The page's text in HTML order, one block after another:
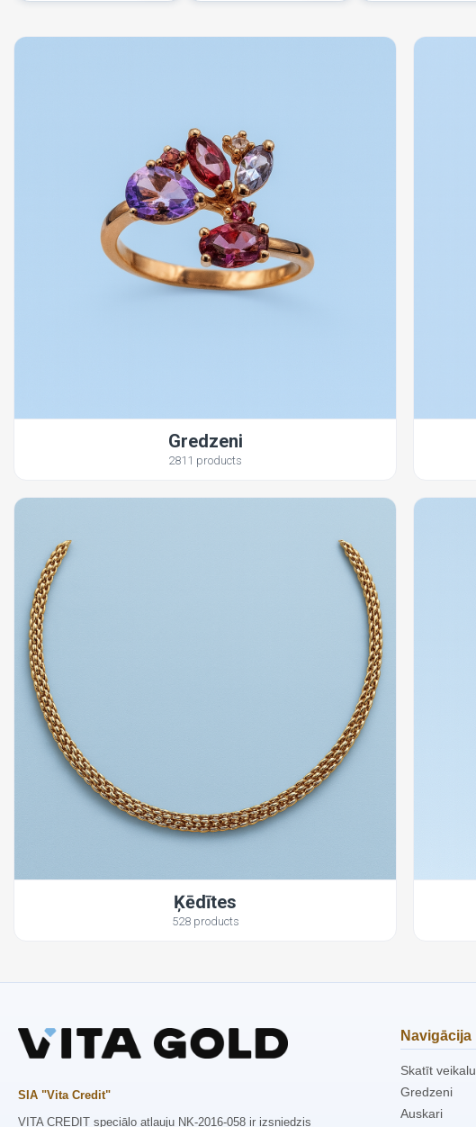
Gredzeni
2811 products
Ķēdītes
528 products
SIA "Vita Credit"
VITA CREDIT speciālo atļauju NK-2016-058 ir izsniedzis
Navigācija
Skatīt veikalu
Gredzeni
Auskari